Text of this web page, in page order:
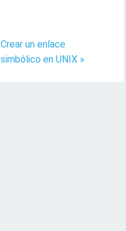
Crear un enlace
simbólico en UNIX »